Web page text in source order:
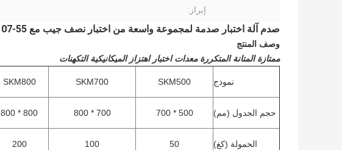
إبراز:
صدم آلة اختبار صدمة لمجموعة واسعة من اختبار نصف جيب مع DEF STD 07-55 ستاندرد
وصف المنتج
ممتازة المتانة المتكررة معدات اختبار اهتزاز الميكانيكية التكهنات
نموذج SKM500
SKM700
SKM800
حجم الجدول (مم) 500 * 700
700 * 800
800 * 800
الحمولة (كغ) 50
100
200